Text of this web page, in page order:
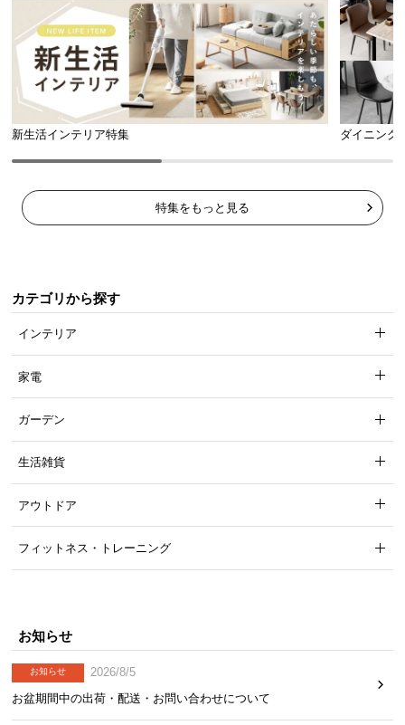
新生活インテリア特集 ダイニング
特集をもっと見る
カテゴリから探す
インテリア
家電
ガーデン
生活雑貨
アウトドア
フィットネス・トレーニング
お知らせ
お知らせ
2026/8/5
お盆期間中の出荷・配送・お問い合わせについて